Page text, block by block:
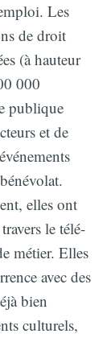
Les
de droit
(à hauteur
000
publique
et de
elles ont
le télé-
métier. Elles
avec des
bien
culturels,